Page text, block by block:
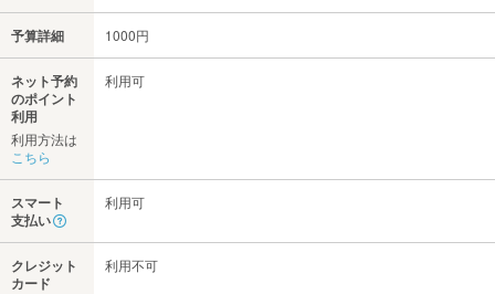
予算詳細 1000円
ネット予約
のポイント
利用
利用方法は
こちら
利用可
スマート
支払い
利用可
クレジット
カード
利用不可